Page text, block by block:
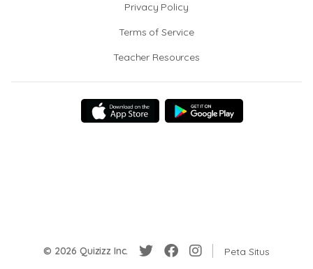
Privacy Policy
Terms of Service
Teacher Resources
© 2026 Quizizz Inc. Peta Situs